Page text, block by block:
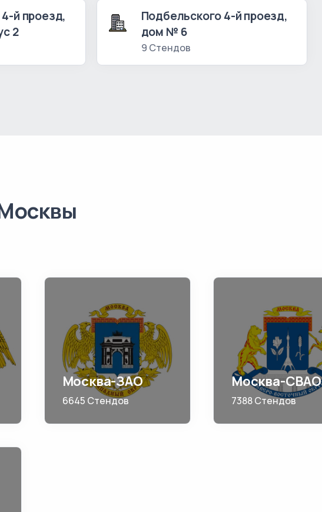
й проезд,
2
Подбельского 4-й проезд,
дом № 6
9 Стендов
Москва-ЗАО
6645 Стендов
Москва-СВАО
7388 Стендов